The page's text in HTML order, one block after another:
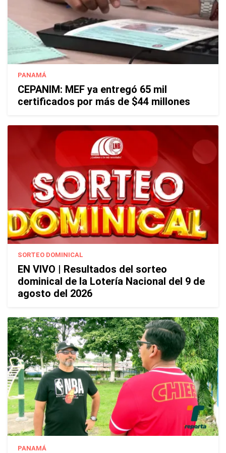
PANAMÁ
CEPANIM: MEF ya entregó 65 mil
certificados por más de $44 millones
SORTEO DOMINICAL
EN VIVO | Resultados del sorteo
dominical de la Lotería Nacional del 9 de
agosto del 2026
PANAMÁ